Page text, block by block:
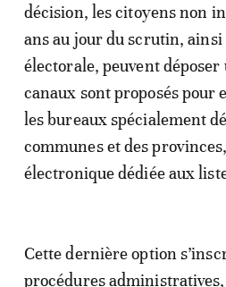
décision, les citoyens non
ans au jour du scrutin,
électorale, peuvent
canaux sont proposés pour
les bureaux spécialement
communes et des
électronique dédiée aux
Cette dernière option
procédures